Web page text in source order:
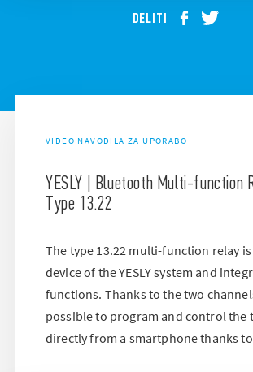
DELITI
VIDEO NAVODILA ZA UPORABO
YESLY | Bluetooth Multi-function
Type 13.22
The type 13.22 multi-function relay is
device of the YESLY system and
functions. Thanks to the two
possible to program and control the
directly from a smartphone thanks